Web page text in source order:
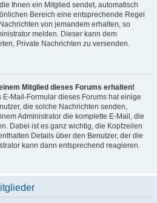
Ihnen ein Mitglied sendet, automatisch
Bereich eine entsprechende Regel
von jemandem erhalten, so
melden. Dieser kann dem
Private Nachrichten zu versenden.
Mitglied dieses Forums erhalten!
E-Mail-Formular dieses Forums hat einige
die solche Nachrichten senden,
Administrator die komplette E-Mail, die
Dabei ist es ganz wichtig, die Kopfzeilen
Details über den Benutzer, der die
kann dann entsprechend reagieren.